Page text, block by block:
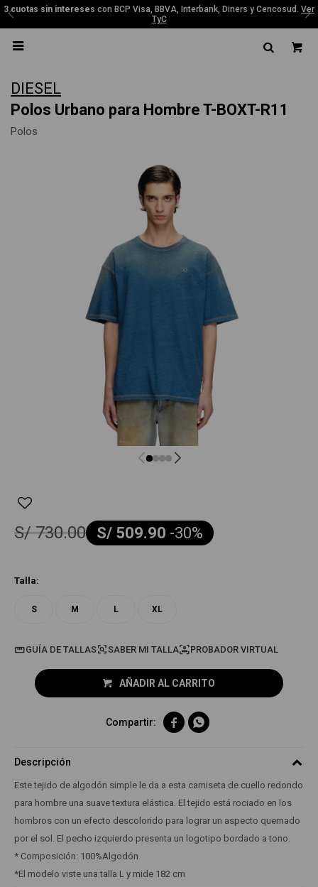
3 cuotas sin intereses con BCP Visa, BBVA, Interbank, Diners y Cencosud. Ver
TyC

DIESEL
Polos Urbano para Hombre T-BOXT-R11
Polos
S/ 509.90 -30
S/ 730.00
Talla:
S M L XL
GUÍA DE TALLAS PROBADOR VIRTUAL
AÑADIR AL CARRITO
 
Descripción
Este tejido de algodón simple le da a esta camiseta de cuello redondo
para hombre una suave textura elástica. El tejido está rociado en los
hombros con un efecto descolorido para lograr un aspecto quemado
por el sol. El pecho izquierdo presenta un logotipo bordado a tono.
* Composición: 100%Algodón
*El modelo viste una talla L y mide 182 cm